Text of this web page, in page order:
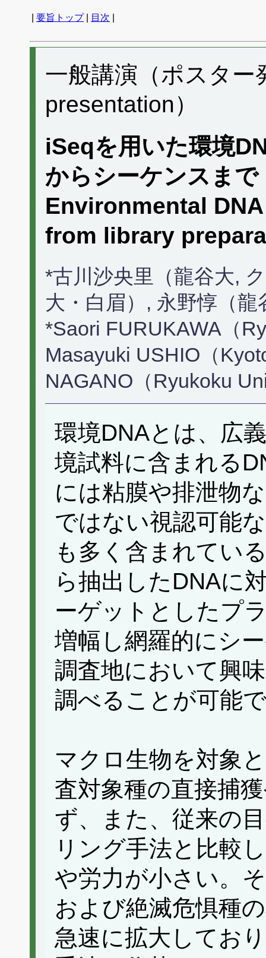
要旨トップ| 目次
一般講演（ポスタ
presentation）
iSeqを用いた環境
からシーケンスまで
Environmental
from library
*古川沙央里（龍谷大,
大・白眉）, 永野惇（龍
*Saori FURUKAWA（
Masayuki USHIO（
NAGANO（Ryukoku
環境DNAとは、広
境試料に含まれる
には粘膜や排泄物
ではない視認可能
も多く含まれてい
ら抽出したDNAに
ーゲットとしたプ
増幅し網羅的にシ
調査地において興
調べることが可能
マクロ生物を対象
査対象種の直接捕
ず、また、従来の
リング手法と比較
や労力が小さい。
および絶滅危惧種
急速に拡大してお